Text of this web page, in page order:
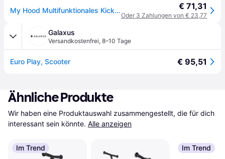
My Hood Multifunktionales Kick'N'Ride für Kinder, Blau, 505142 € 71,31
Oder 3 Zahlungen von € 23,77
Galaxus
Versandkostenfrei, 8–10 Tage
Euro Play, Scooter € 95,51
Ähnliche Produkte
Wir haben eine Produktauswahl zusammengestellt, die für dich
interessant sein könnte. Alle anzeigen
Im Trend Im Trend